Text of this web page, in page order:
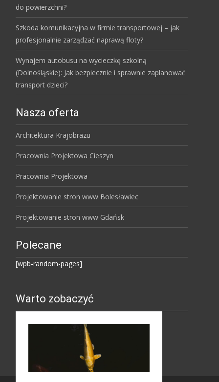
do powierzchni?
Szkoda komunikacyjna w firmie transportowej – jak
profesjonalnie zarządzać naprawą floty?
Wynajem autobusu na wycieczkę szkolną
(Dolnośląskie): Jak bezpiecznie i sprawnie zaplanować
transport dzieci?
Nasza oferta
Architektura Krajobrazu
Pracownia Projektowa Cieszyn
Pracownia Projektowa
Projektowanie stron www Bolesławiec
Projektowanie stron www Gdańsk
Polecane
[wpb-random-pages]
Warto zobaczyć